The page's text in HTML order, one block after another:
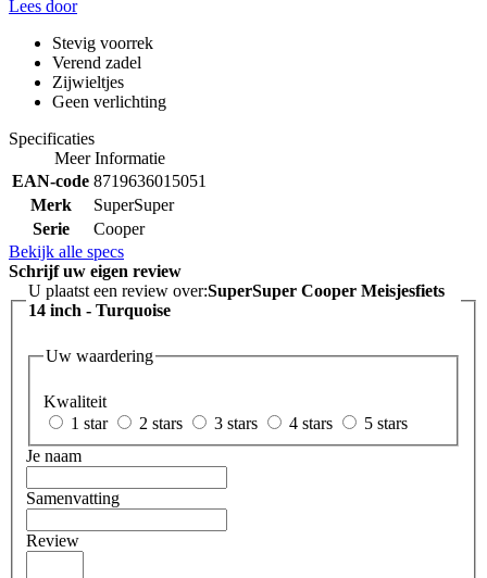
Lees door
Stevig voorrek
Verend zadel
Zijwieltjes
Geen verlichting
Specificaties
Meer Informatie
EAN-code 8719636015051
Merk
SuperSuper
Serie
Cooper
Bekijk alle specs
Schrijf uw eigen review
U plaatst een review over:SuperSuper Cooper Meisjesfiets
14 inch - Turquoise
Uw waardering
Kwaliteit
1 star
2 stars 3 stars 4 stars
5 stars
Je naam
Samenvatting
Review